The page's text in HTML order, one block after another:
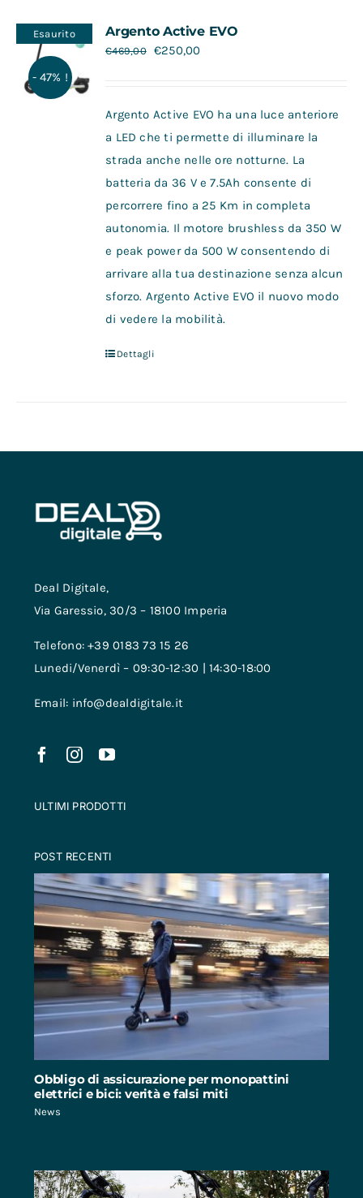
Contatti
Esaurito
- 47% !
Argento Active EVO
€469,00 €250,00
Argento Active EVO ha una luce anteriore
a LED che ti permette di illuminare la
strada anche nelle ore notturne. La
batteria da 36 V e 7.5Ah consente di
percorrere fino a 25 Km in completa
autonomia. Il motore brushless da 350 W
e peak power da 500 W consentendo di
arrivare alla tua destinazione senza alcun
sforzo. Argento Active EVO il nuovo modo
di vedere la mobilità.
Dettagli
Deal Digitale,
Via Garessio, 30/3 – 18100 Imperia
Telefono: +39 0183 73 15 26
Lunedi/Venerdì – 09:30-12:30 | 14:30-18:00
Email: info@dealdigitale.it
ULTIMI PRODOTTI
POST RECENTI
Obbligo di assicurazione per monopattini
elettrici e bici: verità e falsi miti
News